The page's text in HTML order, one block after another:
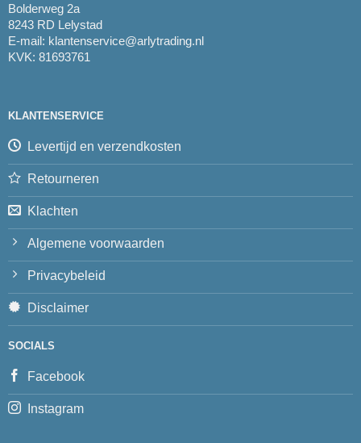
Bolderweg 2a
8243 RD Lelystad
E-mail: klantenservice@arlytrading.nl
KVK: 81693761
KLANTENSERVICE
Levertijd en verzendkosten
Retourneren
Klachten
Algemene voorwaarden
Privacybeleid
Disclaimer
SOCIALS
Facebook
Instagram